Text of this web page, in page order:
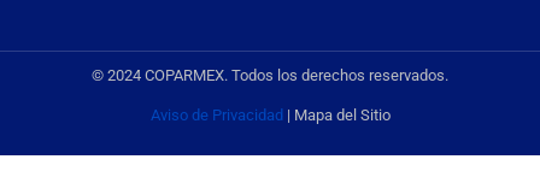
© 2024 COPARMEX. Todos los derechos reservados.
Aviso de Privacidad | Mapa del Sitio